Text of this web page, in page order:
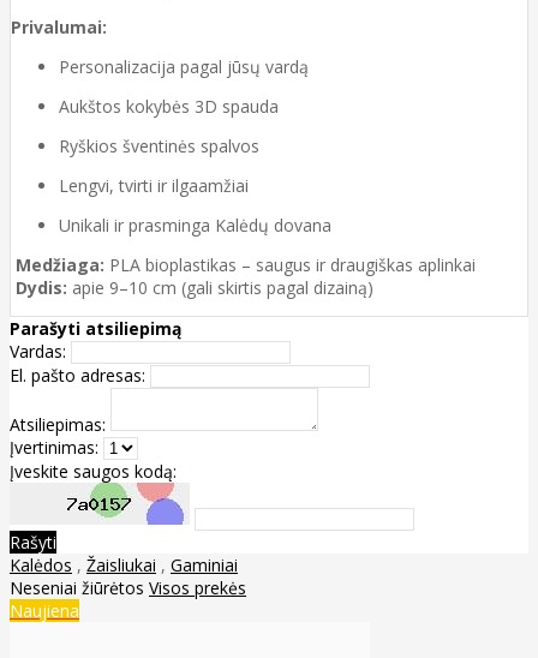
Privalumai:
Personalizacija pagal jūsų vardą
Aukštos kokybės 3D spauda
Ryškios šventinės spalvos
Lengvi, tvirti ir ilgaamžiai
Unikali ir prasminga Kalėdų dovana
Medžiaga: PLA bioplastikas – saugus ir draugiškas aplinkai
Dydis: apie 9–10 cm (gali skirtis pagal dizainą)
Parašyti atsiliepimą
Vardas:
El. pašto adresas:
Atsiliepimas:
Įvertinimas:
Įveskite saugos kodą:
Rašyti
Kalėdos , Žaisliukai , Gaminiai
Neseniai žiūrėtos Visos prekės
Naujiena